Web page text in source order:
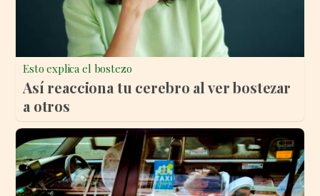
Esto explica el bostezo
Así reacciona tu cerebro al ver bostezar
a otros